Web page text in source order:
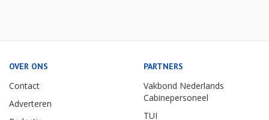
OVER ONS
Contact
Adverteren
PARTNERS
Vakbond Nederlands
Cabinepersoneel
TUI